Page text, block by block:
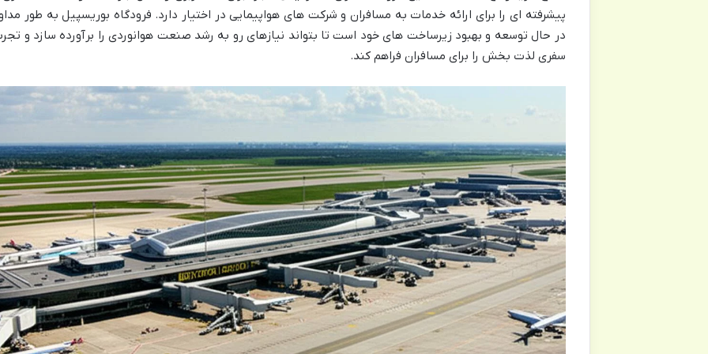
پیشرفته ای را برای ارائه خدمات به مسافران و شرکت های هواپیمایی در اختیار دارد. فرودگاه بوریسپیل به طور
در حال توسعه و بهبود زیرساخت های خود است تا بتواند نیازهای رو به رشد صنعت هوانوردی را برآورده سازد و
سفری لذت بخش را برای مسافران فراهم کند.